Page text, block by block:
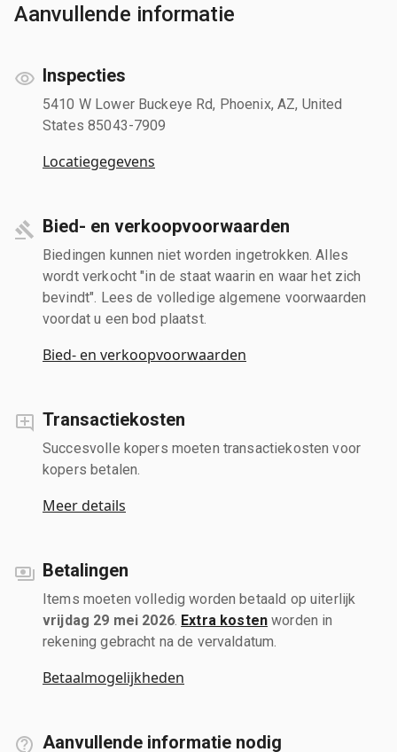
Aanvullende informatie
Inspecties
5410 W Lower Buckeye Rd, Phoenix, AZ, United
States 85043-7909
Locatiegegevens
Bied- en verkoopvoorwaarden
Biedingen kunnen niet worden ingetrokken. Alles
wordt verkocht "in de staat waarin en waar het zich
bevindt". Lees de volledige algemene voorwaarden
voordat u een bod plaatst.
Bied- en verkoopvoorwaarden
Transactiekosten
Succesvolle kopers moeten transactiekosten voor
kopers betalen.
Meer details
Betalingen
Items moeten volledig worden betaald op uiterlijk
vrijdag 29 mei 2026. Extra kostenworden in
rekening gebracht na de vervaldatum.
Betaalmogelijkheden
Aanvullende informatie nodig